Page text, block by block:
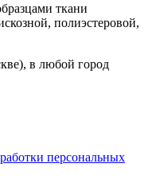
ткани
полиэстеровой,
в любой город
персональных